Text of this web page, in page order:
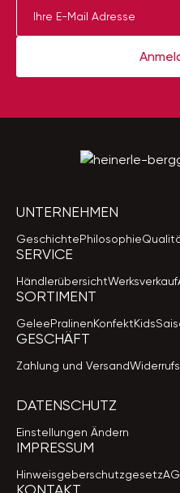
UNTERNEHMEN
GeschichtePhilosophie
SERVICE
HändlerübersichtWerksverkauf
SORTIMENT
GeleePralinenKonfektKids
GESCHÄFT
Zahlung und Versand
DATENSCHUTZ
Einstellungen Ändern
IMPRESSUM
Hinweisgeberschutzgesetz
KONTAKT